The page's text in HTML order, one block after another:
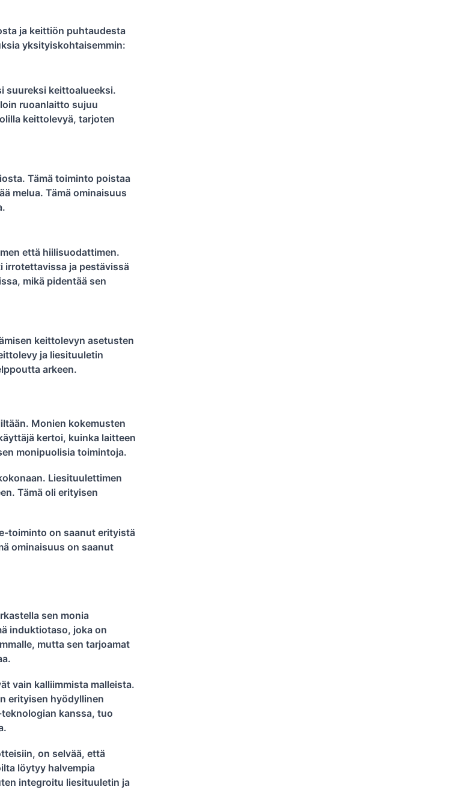
ja keittiön puhtaudesta
yksityiskohtaisemmin:
suureksi keittoalueeksi.
ruoanlaitto sujuu
keittolevyä, tarjoten
Tämä toiminto poistaa
melua. Tämä ominaisuus
että hiilisuodattimen.
irrotettavissa ja pestävissä
mikä pidentää sen
keittolevyn asetusten
ja liesituuletin
arkeen.
Monien kokemusten
kertoi, kuinka laitteen
monipuolisia toimintoja.
Liesituulettimen
Tämä oli erityisen
toiminto on saanut erityistä
ominaisuus on saanut
sen monia
induktiotaso, joka on
mutta sen tarjoamat
vain kalliimmista malleista.
erityisen hyödyllinen
kanssa, tuo
on selvää, että
löytyy halvempia
integroitu liesituuletin ja